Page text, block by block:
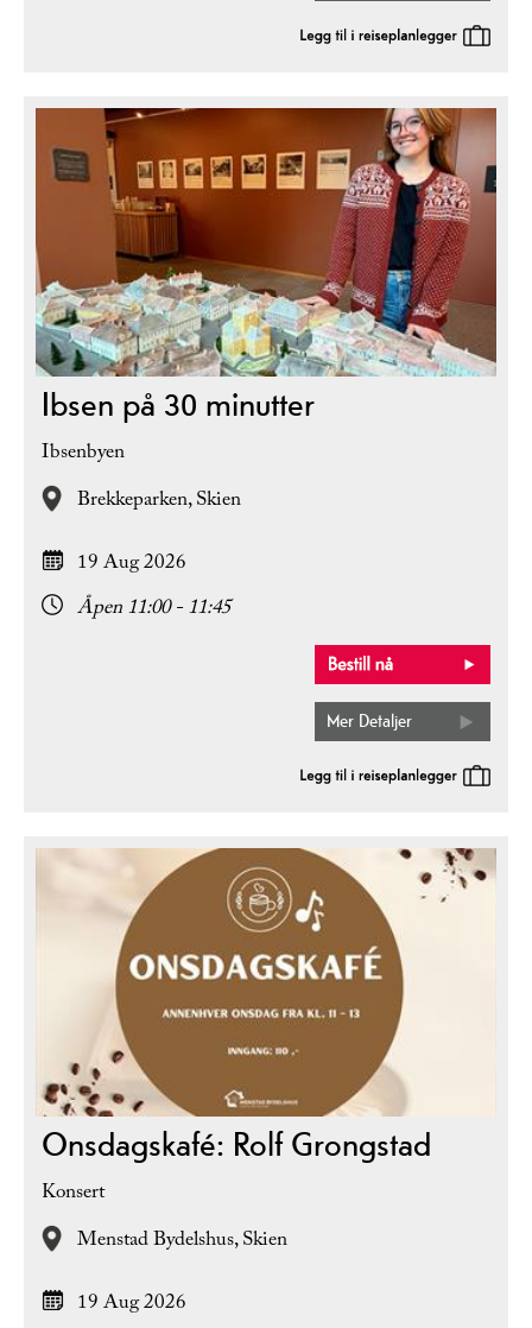
Ibsen på 30 minutter
Ibsenbyen
Brekkeparken,Skien
19 Aug 2026
Åpen 11:00 - 11:45
Mer Detaljer
Onsdagskafé: Rolf Grongstad
Konsert
Menstad Bydelshus,Skien
19 Aug 2026